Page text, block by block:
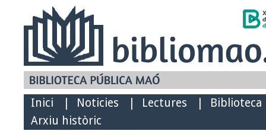
Inici Noticies Lectures
Biblioteca
Arxiu històric